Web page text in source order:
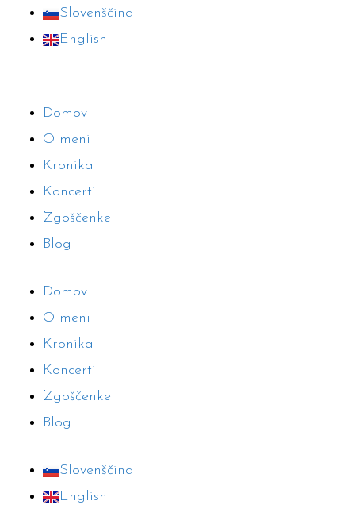
Slovenščina
English
Domov
O meni
Kronika
Koncerti
Zgoščenke
Blog
Domov
O meni
Kronika
Koncerti
Zgoščenke
Blog
Slovenščina
English